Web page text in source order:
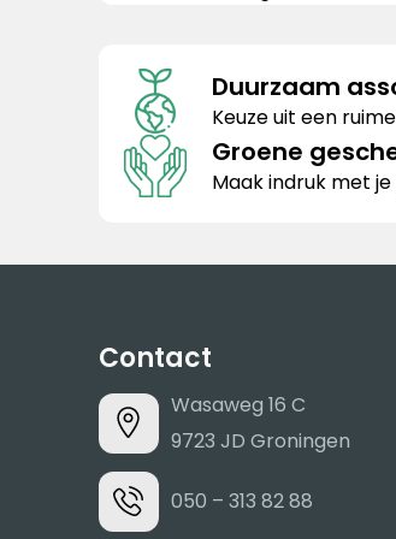
Duurzaam
Keuze uit een
Groene
Maak indruk met
Contact
Wasaweg 16 C
9723 JD Groningen
050 – 313 82 88